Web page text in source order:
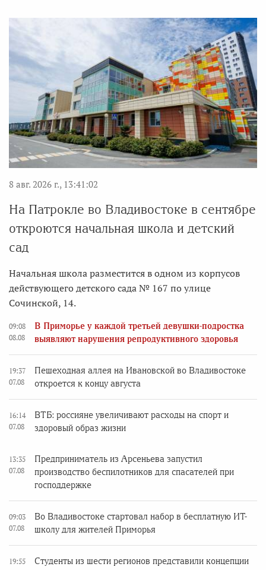
8 авг. 2026 г., 13:41:02
На Патрокле во Владивостоке в сентябре
откроются начальная школа и детский
сад
Начальная школа разместится в одном из корпусов
действующего детского сада № 167 по улице
Сочинской, 14.
09:08
08.08
В Приморье у каждой третьей девушки-подростка
выявляют нарушения репродуктивного здоровья
19:37
07.08
Пешеходная аллея на Ивановской во Владивостоке
откроется к концу августа
16:14
07.08
ВТБ: россияне увеличивают расходы на спорт и
здоровый образ жизни
13:35
07.08
Предприниматель из Арсеньева запустил
производство беспилотников для спасателей при
господдержке
09:03
07.08
Во Владивостоке стартовал набор в бесплатную ИТ-
школу для жителей Приморья
19:55
Студенты из шести регионов представили концепции